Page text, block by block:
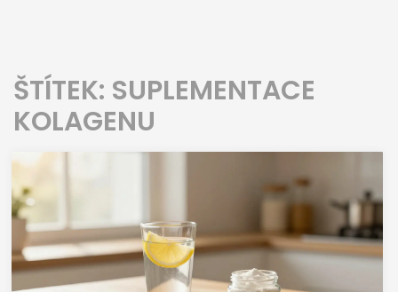
ŠTÍTEK: SUPLEMENTACE
KOLAGENU